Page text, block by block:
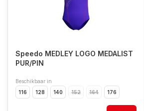
Speedo MEDLEY LOGO MEDALIST
PUR/PIN
Beschikbaar in
116
128 140 152 164 176